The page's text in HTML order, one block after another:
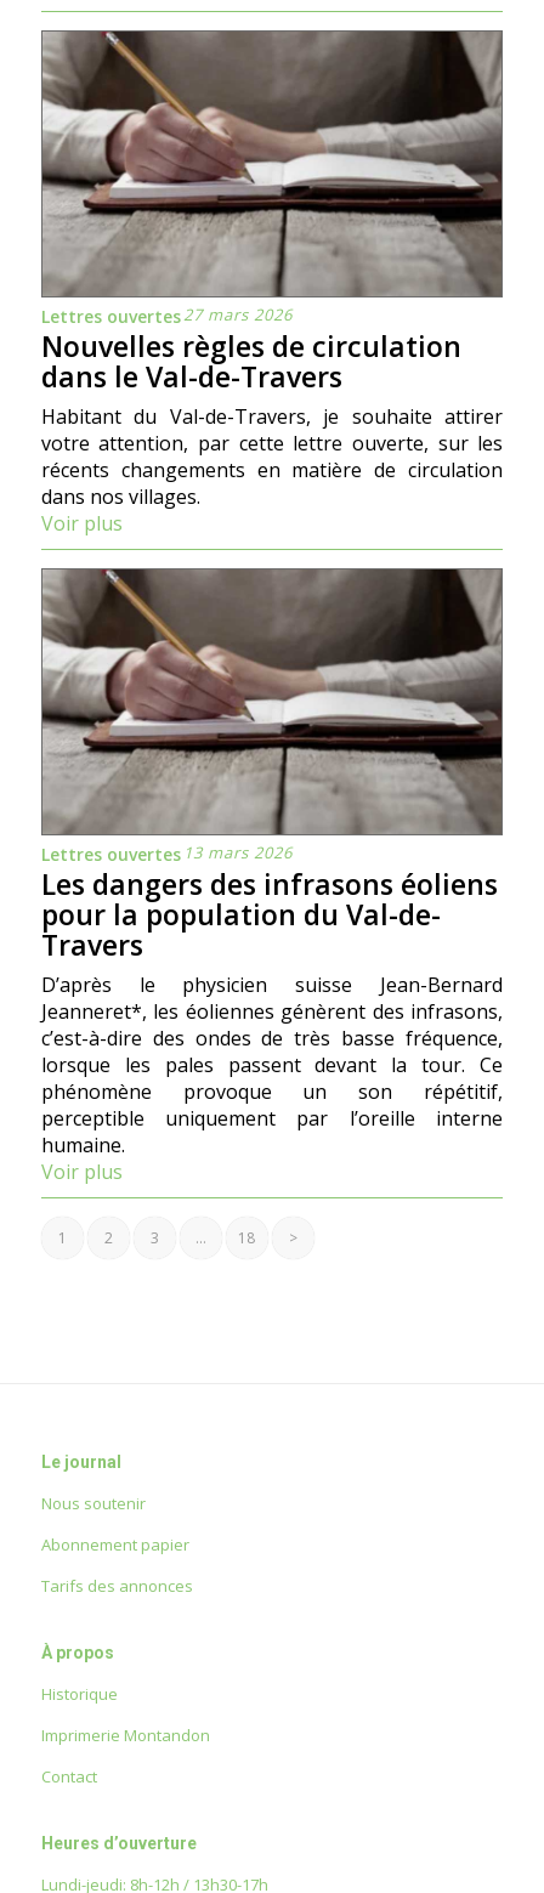
Lettres ouvertes27 mars 2026
Nouvelles règles de circulation
dans le Val-de-Travers
Habitant du Val-de-Travers, je souhaite attirer
votre attention, par cette lettre ouverte, sur les
récents changements en matière de circulation
dans nos villages.
Voir plus
Lettres ouvertes 13 mars 2026
Les dangers des infrasons éoliens
pour la population du Val-de-
Travers
D’après le physicien suisse Jean-Bernard
Jeanneret*, les éoliennes génèrent des infrasons,
c’est-à-dire des ondes de très basse fréquence,
lorsque les pales passent devant la tour. Ce
phénomène provoque un son répétitif,
perceptible uniquement par l’oreille interne
humaine.
Voir plus
1 2 3 … 18 >
Le journal
Nous soutenir
Abonnement papier
Tarifs des annonces
À propos
Historique
Imprimerie Montandon
Contact
Heures d’ouverture
Lundi-jeudi: 8h-12h / 13h30-17h